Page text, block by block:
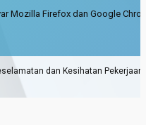
Mozilla Firefox dan Google
dan Kesihatan Pekerjaan.